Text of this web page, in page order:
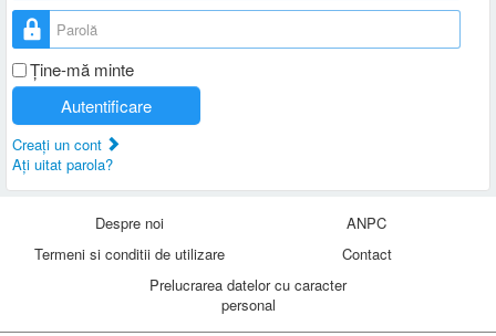
Parolă
Ţine-mă minte
Autentificare
Creaţi un cont
Aţi uitat parola?
Despre noi
ANPC
Termeni si conditii de utilizare
Contact
Prelucrarea datelor cu caracter
personal